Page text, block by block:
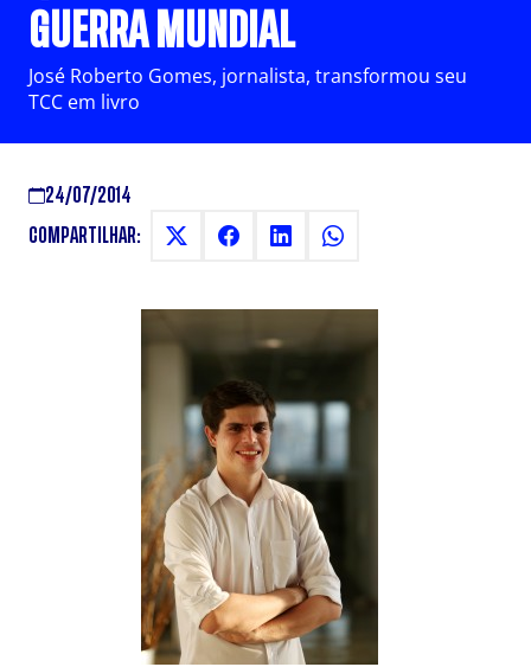
GUERRA MUNDIAL
José Roberto Gomes, jornalista, transformou seu
TCC em livro
24/07/2014
COMPARTILHAR: